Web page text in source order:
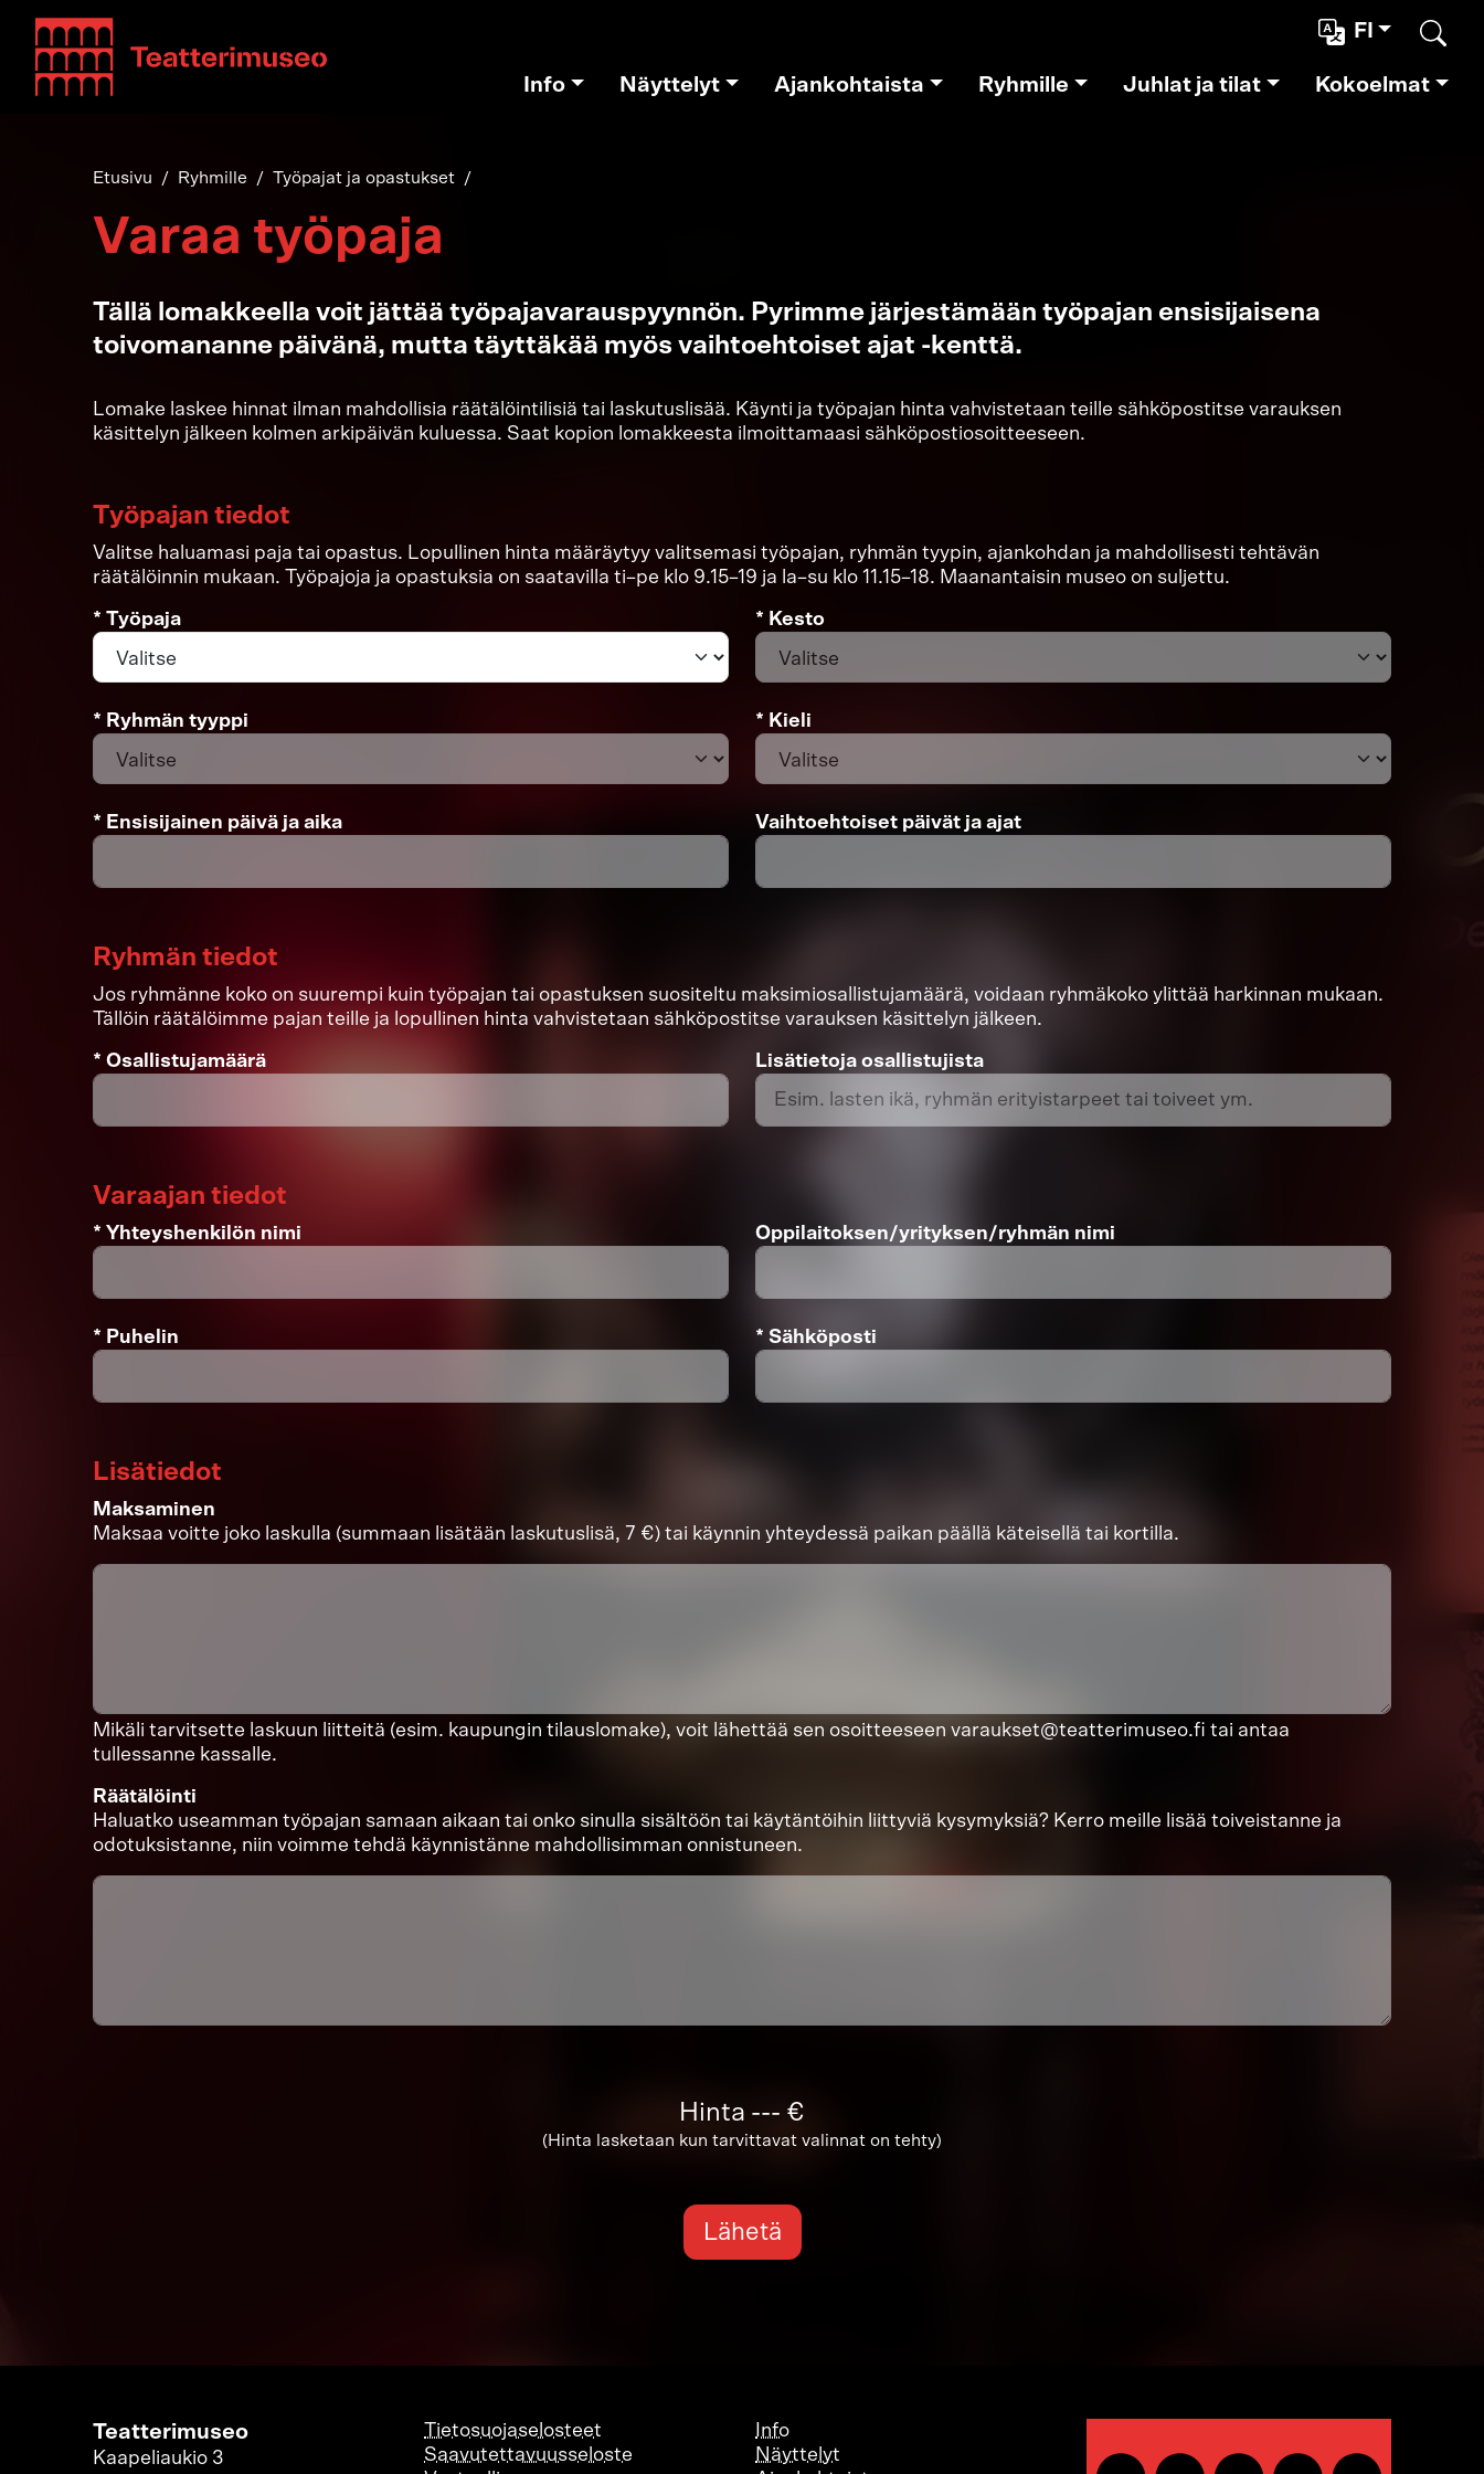
Teatterimuseo FI
Info Näyttelyt Ajankohtaista Ryhmille Juhlat ja tilat Kokoelmat
Etusivu Ryhmille Työpajat ja opastukset
Varaa työpaja
Tällä lomakkeella voit jättää työpajavarauspyynnön. Pyrimme järjestämään työpajan ensisijaisena
toivomananne päivänä, mutta täyttäkää myös vaihtoehtoiset ajat -kenttä.
Lomake laskee hinnat ilman mahdollisia räätälöintilisiä tai laskutuslisää. Käynti ja työpajan hinta vahvistetaan teille sähköpostitse varauksen
käsittelyn jälkeen kolmen arkipäivän kuluessa. Saat kopion lomakkeesta ilmoittamaasi sähköpostiosoitteeseen.
Työpajan tiedot
Valitse haluamasi paja tai opastus. Lopullinen hinta määräytyy valitsemasi työpajan, ryhmän tyypin, ajankohdan ja mahdollisesti tehtävän
räätälöinnin mukaan. Työpajoja ja opastuksia on saatavilla ti–pe klo 9.15–19 ja la–su klo 11.15–18. Maanantaisin museo on suljettu.
* Työpaja * Kesto
* Ryhmän tyyppi * Kieli
* Ensisijainen päivä ja aika Vaihtoehtoiset päivät ja ajat
Ryhmän tiedot
Jos ryhmänne koko on suurempi kuin työpajan tai opastuksen suositeltu maksimiosallistujamäärä, voidaan ryhmäkoko ylittää harkinnan mukaan.
Tällöin räätälöimme pajan teille ja lopullinen hinta vahvistetaan sähköpostitse varauksen käsittelyn jälkeen.
* Osallistujamäärä Lisätietoja osallistujista
Varaajan tiedot
* Yhteyshenkilön nimi Oppilaitoksen/yrityksen/ryhmän nimi
* Puhelin * Sähköposti
Lisätiedot
Maksaminen
Maksaa voitte joko laskulla (summaan lisätään laskutuslisä, 7 €) tai käynnin yhteydessä paikan päällä käteisellä tai kortilla.
Mikäli tarvitsette laskuun liitteitä (esim. kaupungin tilauslomake), voit lähettää sen osoitteeseen varaukset@teatterimuseo.fi tai antaa
tullessanne kassalle.
Räätälöinti
Haluatko useamman työpajan samaan aikaan tai onko sinulla sisältöön tai käytäntöihin liittyviä kysymyksiä? Kerro meille lisää toiveistanne ja
odotuksistanne, niin voimme tehdä käynnistänne mahdollisimman onnistuneen.
Hinta --- €
(Hinta lasketaan kun tarvittavat valinnat on tehty)
Lähetä
Teatterimuseo
Kaapeliaukio 3
Tietosuojaselosteet
Saavutettavuusseloste
Info
Näyttelyt